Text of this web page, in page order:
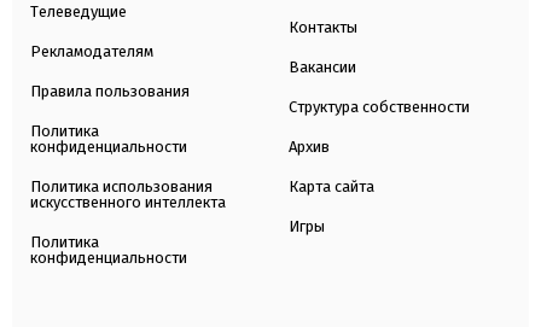
Телеведущие
Рекламодателям
Правила пользования
Политика
конфиденциальности
Политика использования
искусственного интеллекта
Политика
конфиденциальности
Контакты
Вакансии
Структура собственности
Архив
Карта сайта
Игры